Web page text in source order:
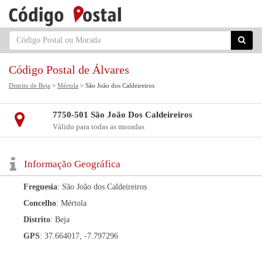
Código Postal de Álvares
Distrito de Beja > Mértola > São João dos Caldeireiros
7750-501 São João Dos Caldeireiros
Válido para todas as moradas
Informação Geográfica
Freguesia: São João dos Caldeireiros
Concelho: Mértola
Distrito: Beja
GPS: 37.664017, -7.797296